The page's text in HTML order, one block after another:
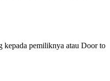
kepada pemiliknya atau Door to